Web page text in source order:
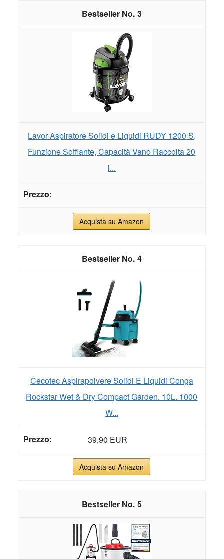
3
Lavor Aspiratore Solidi e Liquidi RUDY 1200 S,
Funzione Soffiante, Capacità Vano Raccolta 20
l...
Acquista su Amazon
4
Cecotec Aspirapolvere Solidi E Liquidi Conga
Rockstar Wet & Dry Compact Garden. 10L. 1000
W...
39,90 EUR
Acquista su Amazon
5